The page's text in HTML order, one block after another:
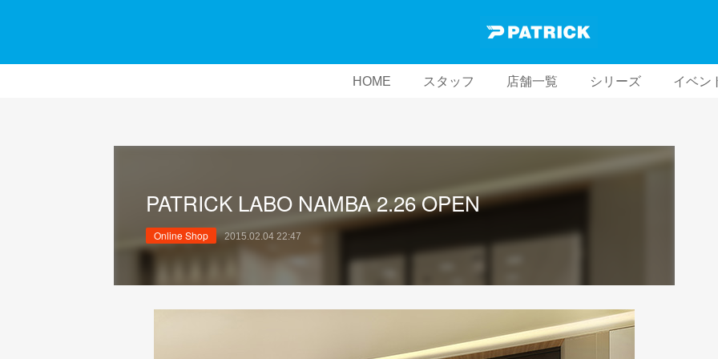
HOME スタッフ 店舗一覧 シリーズ イベン
PATRICK LABO NAMBA 2.26 OPEN
Online Shop 2015.02.04 22:47